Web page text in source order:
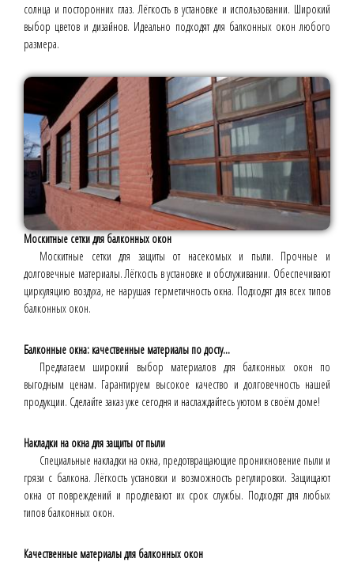
солнца и посторонних глаз. Лёгкость в установке и использовании. Широкий
выбор цветов и дизайнов. Идеально подходят для балконных окон любого
размера.
Москитные сетки для балконных окон
Москитные сетки для защиты от насекомых и пыли. Прочные и
долговечные материалы. Лёгкость в установке и обслуживании. Обеспечивают
циркуляцию воздуха, не нарушая герметичность окна. Подходят для всех типов
балконных окон.
Балконные окна: качественные материалы по досту...
Предлагаем широкий выбор материалов для балконных окон по
выгодным ценам. Гарантируем высокое качество и долговечность нашей
продукции. Сделайте заказ уже сегодня и наслаждайтесь уютом в своём доме!
Накладки на окна для защиты от пыли
Специальные накладки на окна, предотвращающие проникновение пыли и
грязи с балкона. Лёгкость установки и возможность регулировки. Защищают
окна от повреждений и продлевают их срок службы. Подходят для любых
типов балконных окон.
Качественные материалы для балконных окон